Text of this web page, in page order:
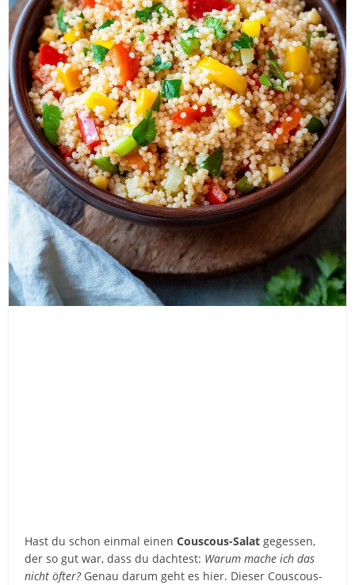
Hast du schon einmal einenCouscous-Salat gegessen,
der so gut war, dass du dachtest: Warum mache ich das
nicht öfter?Genau darum geht es hier. Dieser Couscous-